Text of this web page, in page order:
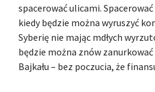
spacerować ulicami.
kiedy będzie można wyruszyć
Syberię nie mając mdłych
będzie można znów
Bajkału – bez poczucia, że